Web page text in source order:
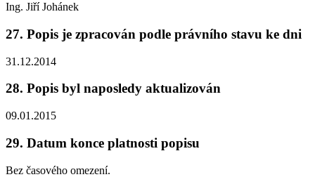
Ing. Jiří Johánek
27. Popis je zpracován podle právního stavu ke dni
31.12.2014
28. Popis byl naposledy aktualizován
09.01.2015
29. Datum konce platnosti popisu
Bez časového omezení.